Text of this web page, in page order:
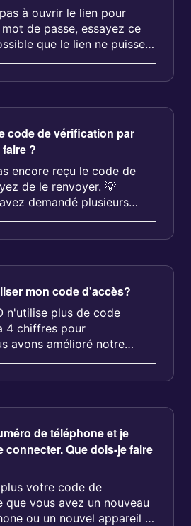
à ouvrir le lien pour
de passe, essayez ce
que le lien ne puisse
code de vérification par
?
encore reçu le code de
de le renvoyer. 💡
demandé plusieurs
mon code d'accès?
n'utilise plus de code
4 chiffres pour
avons amélioré notre
fonctionne avec les pa...
de téléphone et je
connecter. Que dois-je faire
votre code de
vous avez un nouveau
ou un nouvel appareil ?